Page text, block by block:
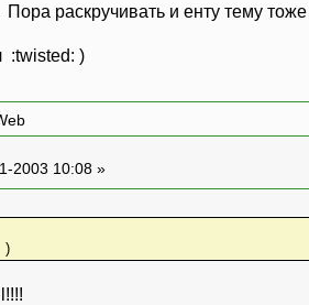
Пора раскручивать и енту тему тоже
:twisted: )
2003 10:08 »
)